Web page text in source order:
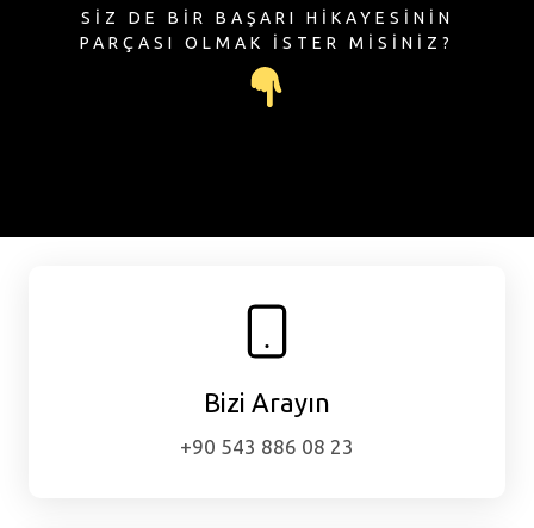
SİZ DE BİR BAŞARI HİKAYESİNİN
PARÇASI OLMAK İSTER MİSİNİZ?
Bizi Arayın
+90 543 886 08 23